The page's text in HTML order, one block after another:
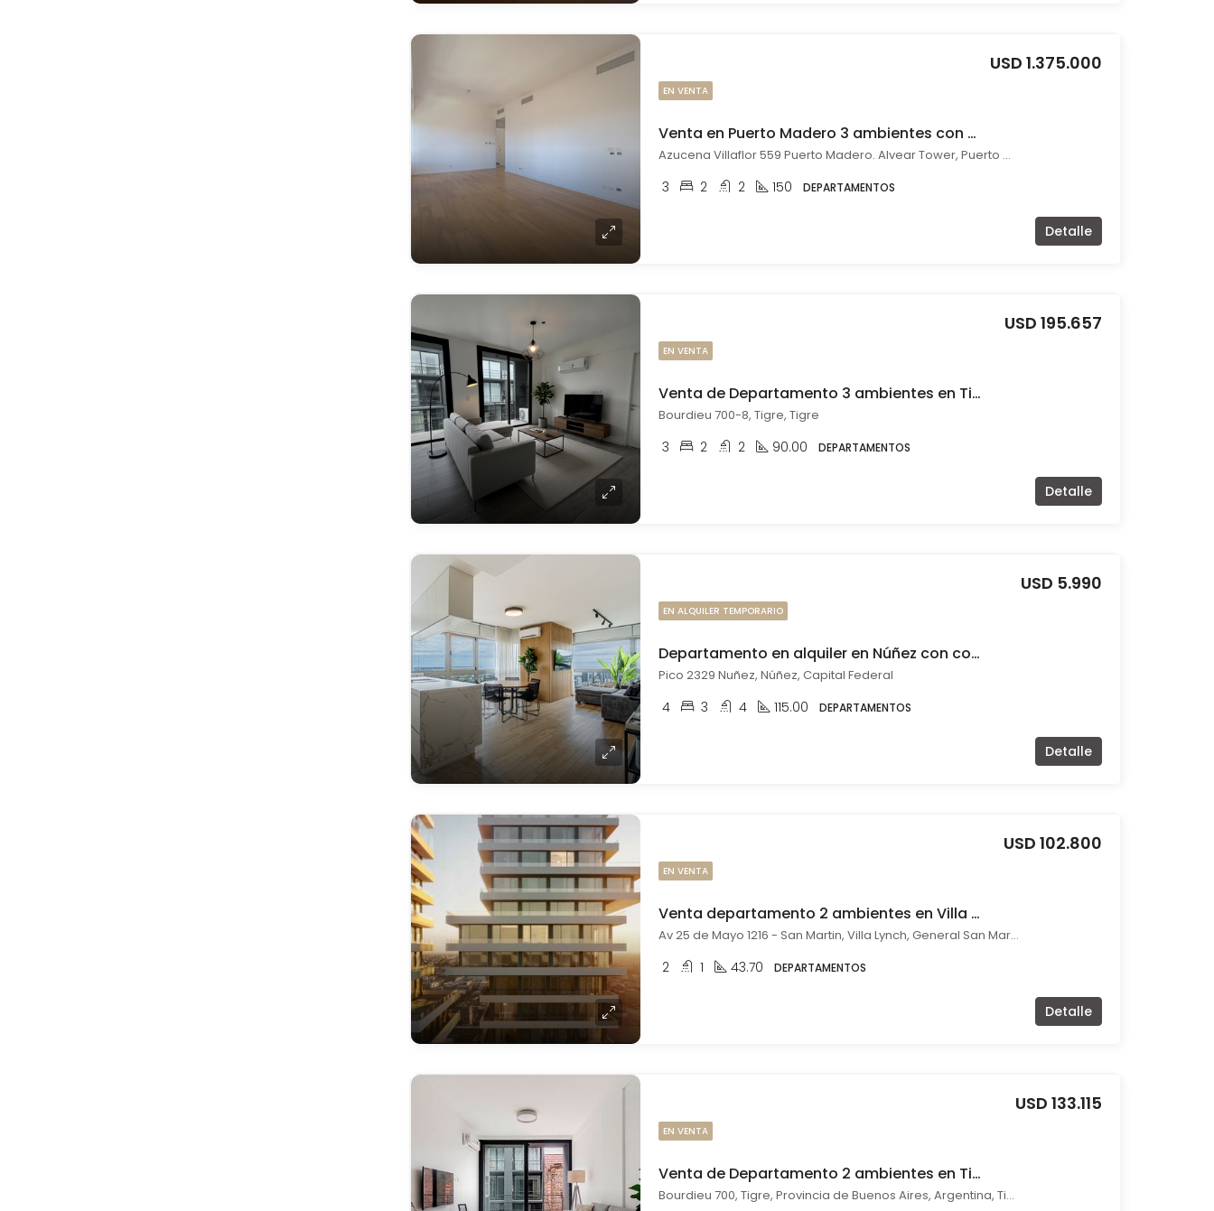
EN VENTA
Venta en Puerto Madero 3 ambientes con cochera
USD 1.375.000
Azucena Villaflor 559 Puerto Madero. Alvear Tower, Puerto Madero, Capital Federal
3 2 2 150 DEPARTAMENTOS
Detalle
EN VENTA
Venta de Departamento 3 ambientes en Tigre
USD 195.657
Bourdieu 700-8, Tigre, Tigre
3 2 2 90.00 DEPARTAMENTOS
Detalle
EN ALQUILER TEMPORARIO
Departamento en alquiler en Núñez con cochera
USD 5.990
Pico 2329 Nuñez, Núñez, Capital Federal
4 3 4 115.00 DEPARTAMENTOS
Detalle
EN VENTA
Venta departamento 2 ambientes en Villa Lynch pileta parrilla balcón
USD 102.800
Av 25 de Mayo 1216 - San Martin, Villa Lynch, General San Martín
2 1 43.70 DEPARTAMENTOS
Detalle
EN VENTA
Venta de Departamento 2 ambientes en Tigre
USD 133.115
Bourdieu 700, Tigre, Provincia de Buenos Aires, Argentina, Tigre, Tigre